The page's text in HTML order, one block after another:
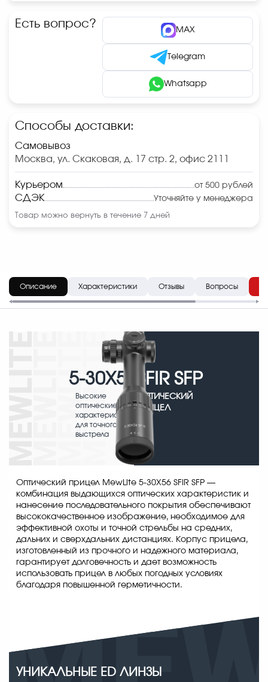
Есть вопрос? MAX
Telegram
Whatsapp
Способы доставки:
Самовывоз
Москва, ул. Скаковая, д. 17 стр. 2, офис 2111
Курьером от 500 рублей
СДЭК Уточняйте у менеджера
Товар можно вернуть в течение 7 дней
Описание Характеристики Отзывы Вопросы
5-30X56 SFIR SFP
Высокие
оптические
характеристики
для точного
выстрела
ОПТИЧЕСКИЙ
ПРИЦЕЛ
Оптический прицел MewLite 5-30X56 SFIR SFP —
комбинация выдающихся оптических характеристик и
нанесение последовательного покрытия обеспечивают
высококачественное изображение, необходимое для
эффективной охоты и точной стрельбы на средних,
дальних и сверхдальних дистанциях. Корпус прицела,
изготовленный из прочного и надежного материала,
гарантирует долговечность и дает возможность
использовать прицел в любых погодных условиях
благодаря повышенной герметичности.
УНИКАЛЬНЫЕ ED ЛИНЗЫ